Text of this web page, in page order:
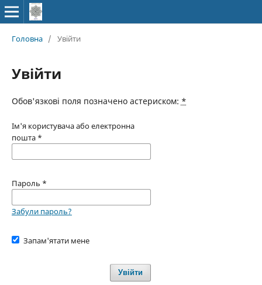
Головна / Увійти
Увійти
Обов'язкові поля позначено астериском: *
Ім'я користувача або електронна
пошта *
Пароль *
Забули пароль?
Запам'ятати мене
Увійти